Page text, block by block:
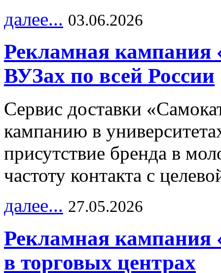
далее... 03.06.2026
Рекламная кампания
ВУЗах по всей России
Сервис доставки
кампанию в
присутствие бренда в
частоту контакта с
далее... 27.05.2026
Рекламная кампания
в торговых центрах